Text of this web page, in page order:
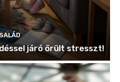
járó őrült stresszt!